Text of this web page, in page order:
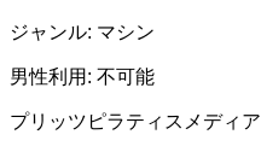
ジャンル: マシン
男性利用: 不可能
プリッツピラティスメディア